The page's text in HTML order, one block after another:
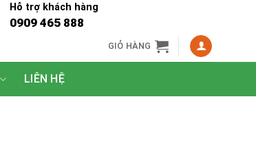
Hỗ trợ khách hàng
0909 465 888
GIỎ HÀNG
LIÊN HỆ